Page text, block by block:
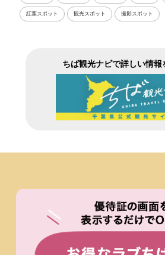
紅葉スポット 観光スポット 撮影スポット
ちば観光ナビで詳しい情報